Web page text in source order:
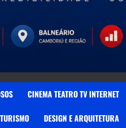
CINEMA TEATRO TV INTERNET
DESIGN E ARQUITETURA